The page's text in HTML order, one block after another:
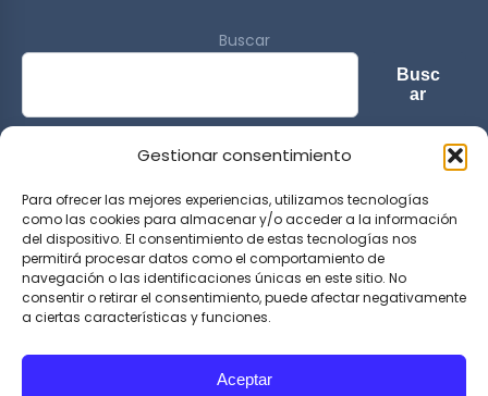
Gestionar consentimiento
Para ofrecer las mejores experiencias, utilizamos tecnologías
como las cookies para almacenar y/o acceder a la información
del dispositivo. El consentimiento de estas tecnologías nos
permitirá procesar datos como el comportamiento de
navegación o las identificaciones únicas en este sitio. No
consentir o retirar el consentimiento, puede afectar negativamente
a ciertas características y funciones.
Aceptar
Buscar
Busc
ar
© 2026 Sports & Lifestyle Magazine. All rights reserved.